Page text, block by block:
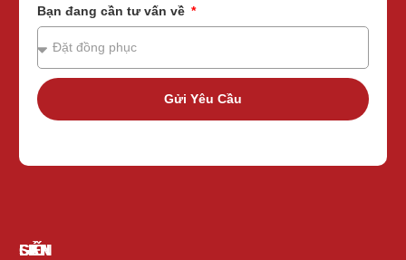
Bạn đang cần tư vấn về
Gửi Yêu Cầu
GIỚI
SẢN
LIÊN